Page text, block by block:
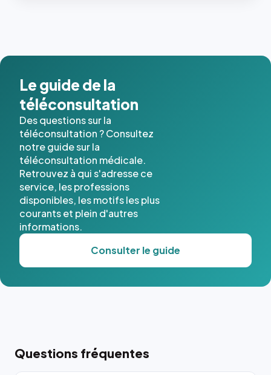
Le guide de la
téléconsultation
Des questions sur la
téléconsultation ? Consultez
notre guide sur la
téléconsultation médicale.
Retrouvez à qui s'adresse ce
service, les professions
disponibles, les motifs les plus
courants et plein d'autres
informations.
Consulter le guide
Questions fréquentes